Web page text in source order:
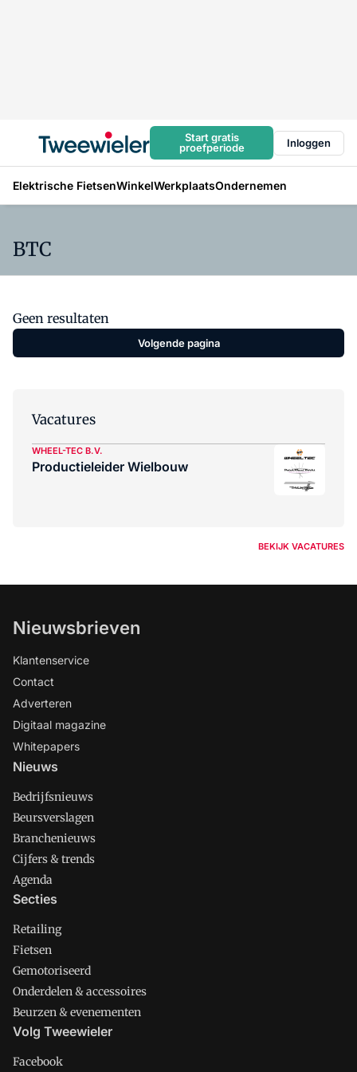
Start gratis
proefperiode
Inloggen
Elektrische FietsenWinkelWerkplaatsOndernemen
BTC
Geen resultaten
Volgende pagina
Vacatures
WHEEL-TEC B.V.
Productieleider Wielbouw
BEKIJK VACATURES
Nieuwsbrieven
Klantenservice
Contact
Adverteren
Digitaal magazine
Whitepapers
Nieuws
Bedrijfsnieuws
Beursverslagen
Branchenieuws
Cijfers & trends
Agenda
Secties
Retailing
Fietsen
Gemotoriseerd
Onderdelen & accessoires
Beurzen & evenementen
Volg Tweewieler
Facebook